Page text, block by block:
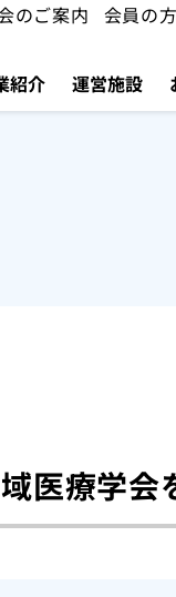
のご案内 会員の
紹介 運営施設
医療学会